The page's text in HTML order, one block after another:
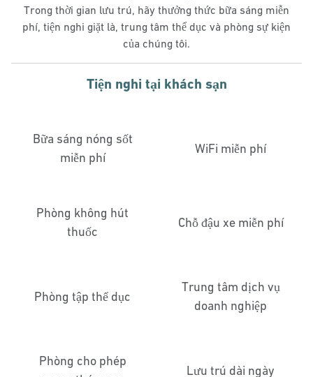
Trong thời gian lưu trú, hãy thưởng thức bữa sáng miễn
phí, tiện nghi giặt là, trung tâm thể dục và phòng sự kiện
của chúng tôi.
Tiện nghi tại khách sạn
Bữa sáng nóng sốt
miễn phí
WiFi miễn phí
Phòng không hút
thuốc
Chỗ đậu xe miễn phí
Phòng tập thể dục
Trung tâm dịch vụ
doanh nghiệp
Phòng cho phép
Lưu trú dài ngày